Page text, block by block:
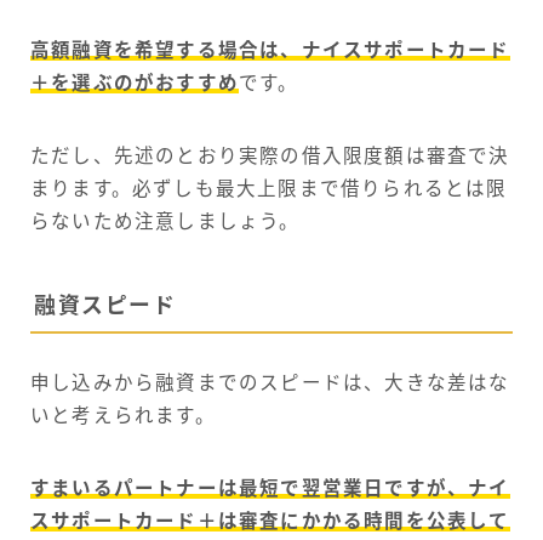
高額融資を希望する場合は、ナイスサポートカード
＋を選ぶのがおすすめです。
ただし、先述のとおり実際の借入限度額は審査で決
まります。必ずしも最大上限まで借りられるとは限
らないため注意しましょう。
融資スピード
申し込みから融資までのスピードは、大きな差はな
いと考えられます。
すまいるパートナーは最短で翌営業日ですが、ナイ
スサポートカード＋は審査にかかる時間を公表して